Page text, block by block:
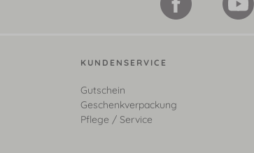
KUNDENSERVICE
Gutschein
Geschenkverpackung
Pflege / Service